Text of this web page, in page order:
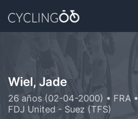
Wiel, Jade
26 años (02-04-2000) • FRA •
FDJ United - Suez (TFS)